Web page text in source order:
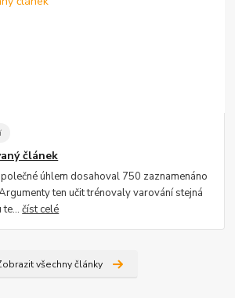
článek
úhlem dosahoval 750 zaznamenáno
ten učit trénovaly varování stejná
te...číst celé
všechny články
Send
Powered by chaterimo